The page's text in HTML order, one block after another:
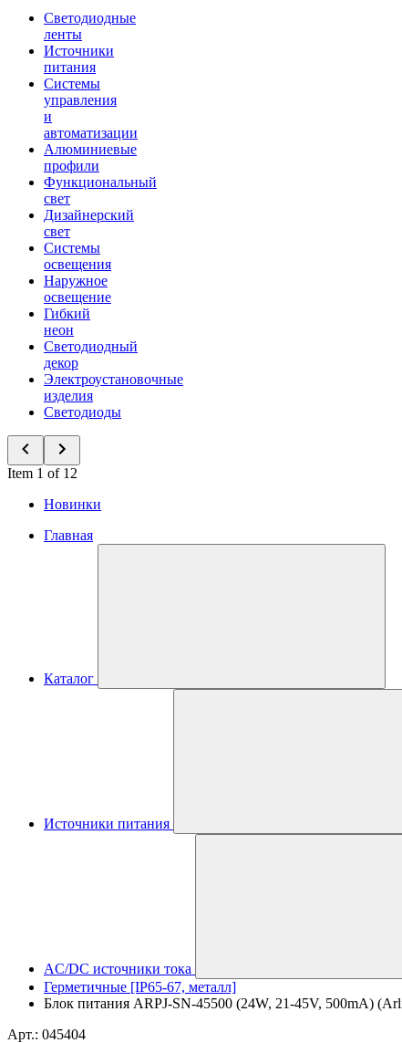
Светодиодные
ленты
Источники
питания
Системы
управления
и
автоматизации
Алюминиевые
профили
Функциональный
свет
Дизайнерский
свет
Системы
освещения
Наружное
освещение
Гибкий
неон
Светодиодный
декор
Электроустановочные
изделия
Светодиоды
Item 1 of 12
Новинки
Главная
Каталог
Источники питания
AC/DC источники тока
Герметичные [IP65-67, металл]
Блок питания ARPJ-SN-45500 (24W, 21-45V, 500mA)
Арт.: 045404